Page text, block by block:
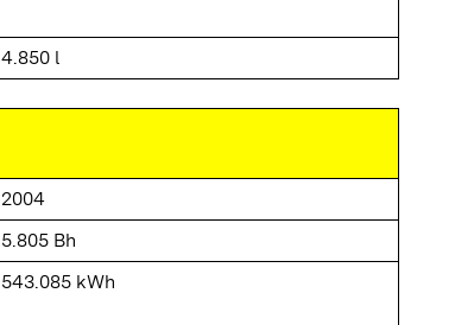
4.850 l
2004
5.805 Bh
543.085 kWh